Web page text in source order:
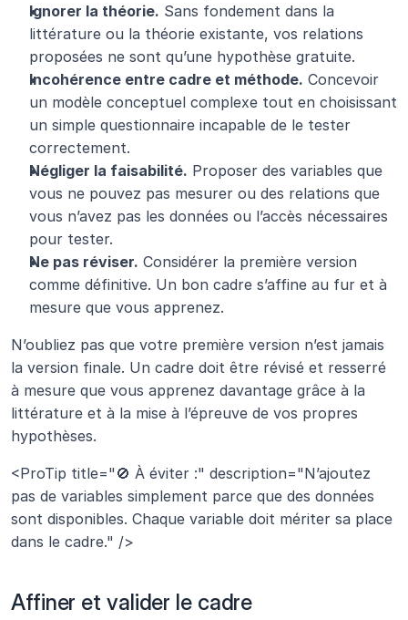
Ignorer la théorie. Sans fondement dans la
littérature ou la théorie existante, vos relations
proposées ne sont qu’une hypothèse gratuite.
Incohérence entre cadre et méthode. Concevoir
un modèle conceptuel complexe tout en choisissant
un simple questionnaire incapable de le tester
correctement.
Négliger la faisabilité. Proposer des variables que
vous ne pouvez pas mesurer ou des relations que
vous n’avez pas les données ou l’accès nécessaires
pour tester.
Ne pas réviser. Considérer la première version
comme définitive. Un bon cadre s’affine au fur et à
mesure que vous apprenez.
N’oubliez pas que votre première version n’est jamais
la version finale. Un cadre doit être révisé et resserré
à mesure que vous apprenez davantage grâce à la
littérature et à la mise à l’épreuve de vos propres
hypothèses.
<ProTip title="🚫 À éviter :" description="N’ajoutez
pas de variables simplement parce que des données
sont disponibles. Chaque variable doit mériter sa place
dans le cadre." />
Affiner et valider le cadre